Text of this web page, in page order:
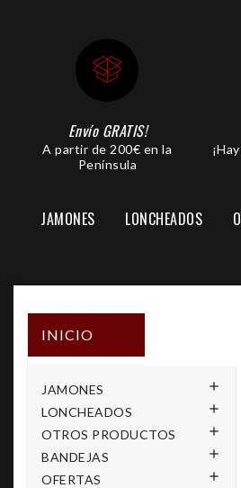
Envío GRATIS!
A partir de 200€ en la
Península
JAMONES LONCHEADOS
INICIO
JAMONES 
LONCHEADOS 
OTROS PRODUCTOS 
BANDEJAS 
OFERTAS 